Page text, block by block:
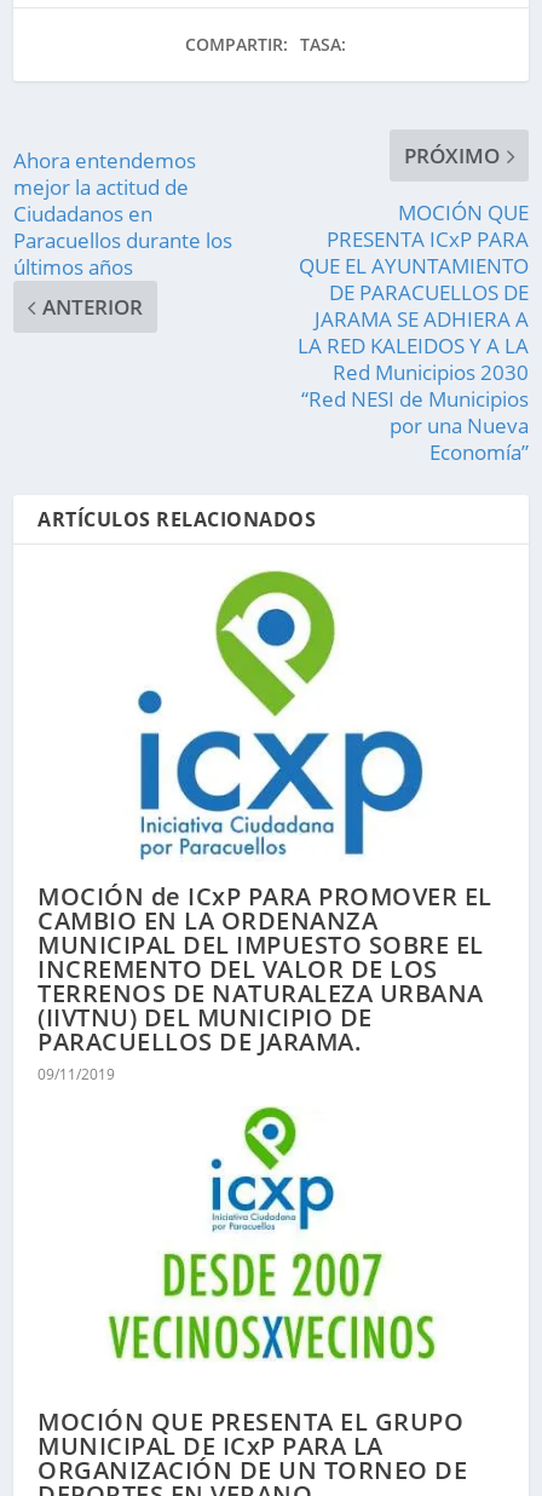
COMPARTIR: TASA:
Ahora entendemos
mejor la actitud de
Ciudadanos en
Paracuellos durante los
últimos años
ANTERIOR
PRÓXIMO
MOCIÓN QUE
PRESENTA ICxP PARA
QUE EL AYUNTAMIENTO
DE PARACUELLOS DE
JARAMA SE ADHIERA A
LA RED KALEIDOS Y A LA
Red Municipios 2030
“Red NESI de Municipios
por una Nueva
Economía”
ARTÍCULOS RELACIONADOS
MOCIÓN de ICxP PARA PROMOVER EL
CAMBIO EN LA ORDENANZA
MUNICIPAL DEL IMPUESTO SOBRE EL
INCREMENTO DEL VALOR DE LOS
TERRENOS DE NATURALEZA URBANA
(IIVTNU) DEL MUNICIPIO DE
PARACUELLOS DE JARAMA.
09/11/2019
MOCIÓN QUE PRESENTA EL GRUPO
MUNICIPAL DE ICxP PARA LA
ORGANIZACIÓN DE UN TORNEO DE